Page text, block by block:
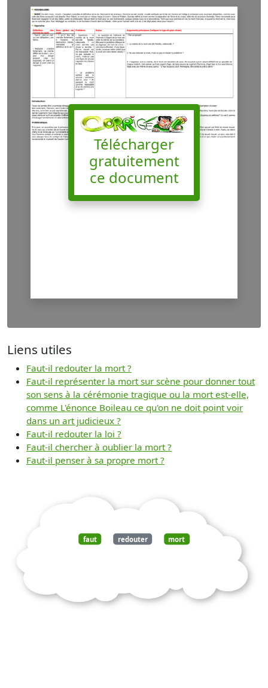
Télécharger
gratuitement
ce document
Liens utiles
Faut-il redouter la mort ?
Faut-il représenter la mort sur scène pour donner tout
son sens à la cérémonie tragique ou la mort est-elle,
comme L'énonce Boileau ce qu'on ne doit point voir
dans un art judicieux ?
Faut-il redouter la loi ?
Faut-il chercher à oublier la mort ?
Faut-il penser à sa propre mort ?
faut redouter mort